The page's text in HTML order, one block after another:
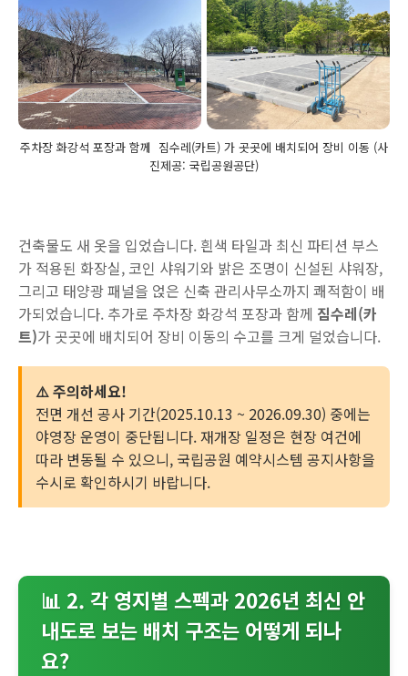
주차장 화강석 포장과 함께 짐수레(카트) 가 곳곳에 배치되어 장비 이동 (사
진제공: 국립공원공단)
건축물도 새 옷을 입었습니다. 흰색 타일과 최신 파티션 부스
가 적용된 화장실, 코인 샤워기와 밝은 조명이 신설된 샤워장,
그리고 태양광 패널을 얹은 신축 관리사무소까지 쾌적함이 배
가되었습니다. 추가로 주차장 화강석 포장과 함께 짐수레(카
트)가 곳곳에 배치되어 장비 이동의 수고를 크게 덜었습니다.
⚠️ 주의하세요!
전면 개선 공사 기간(2025.10.13 ~ 2026.09.30) 중에는
야영장 운영이 중단됩니다. 재개장 일정은 현장 여건에
따라 변동될 수 있으니, 국립공원 예약시스템 공지사항을
수시로 확인하시기 바랍니다.
📊 2. 각 영지별 스펙과 2026년 최신 안
내도로 보는 배치 구조는 어떻게 되나
요?